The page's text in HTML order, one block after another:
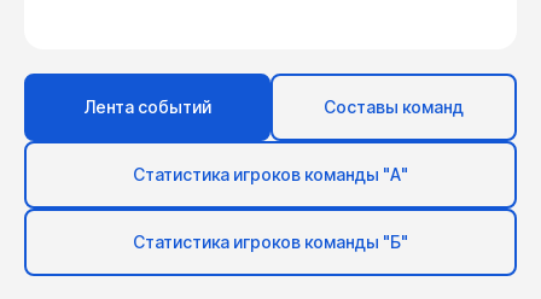
Лента событий Составы команд
Статистика игроков команды "А"
Статистика игроков команды "Б"